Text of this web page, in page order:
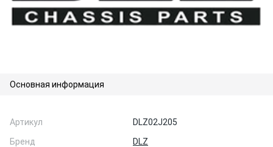
Основная информация
Артикул
DLZ02J205
Бренд
DLZ